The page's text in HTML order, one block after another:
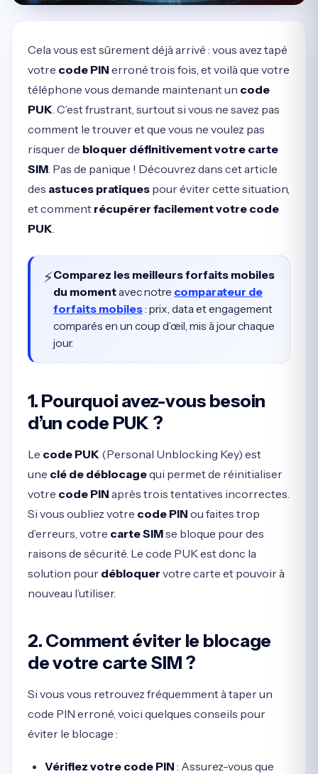
Cela vous est sûrement déjà arrivé : vous avez tapé
votre code PIN erroné trois fois, et voilà que votre
téléphone vous demande maintenant un code
PUK . C’est frustrant, surtout si vous ne savez pas
comment le trouver et que vous ne voulez pas
risquer de bloquer définitivement votre carte
SIM . Pas de panique ! Découvrez dans cet article
des astuces pratiques pour éviter cette situation,
et comment récupérer facilement votre code
PUK
⚡Comparez les meilleurs forfaits mobiles
du momentavec notre comparateur de
forfaits mobiles: prix, data et engagement
comparés en un coup d’œil, mis à jour chaque
jour.
1. Pourquoi avez-vous besoin
d’un code PUK ?
Le code PUK (Personal Unblocking Key) est
une clé de déblocagequi permet de réinitialiser
votre code PIN après trois tentatives incorrectes.
Si vous oubliez votre code PIN ou faites trop
d’erreurs, votre carte SIMse bloque pour des
raisons de sécurité. Le code PUK est donc la
solution pour débloquer votre carte et pouvoir à
nouveau l’utiliser.
2. Comment éviter le blocage
de votre carte SIM ?
Si vous vous retrouvez fréquemment à taper un
code PIN erroné, voici quelques conseils pour
éviter le blocage :
Vérifiez votre code PIN : Assurez-vous que